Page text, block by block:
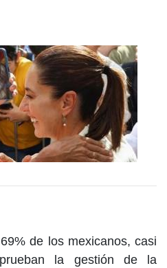
de los mexicanos, casi
la gestión de la